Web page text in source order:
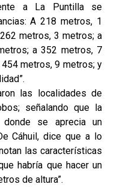
a La Puntilla se
A 218 metros, 1
metros, 3 metros; a
a 352 metros, 7
metros, 9 metros; y
las localidades de
señalando que la
se aprecia un
Cáhuil, dice que a lo
las características
habría que hacer un
de altura”.